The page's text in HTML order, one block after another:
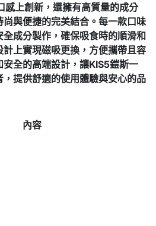
感上創新，還擁有高質量的成分
尚與便捷的完美結合。每一款口味
成分製作， 確保吸食時的順滑和
上實現磁吸更換， 方便攜帶且容
全的高端設計， 讓KIS5鎧斯一
提供舒適的使用體驗與安心的品
內容